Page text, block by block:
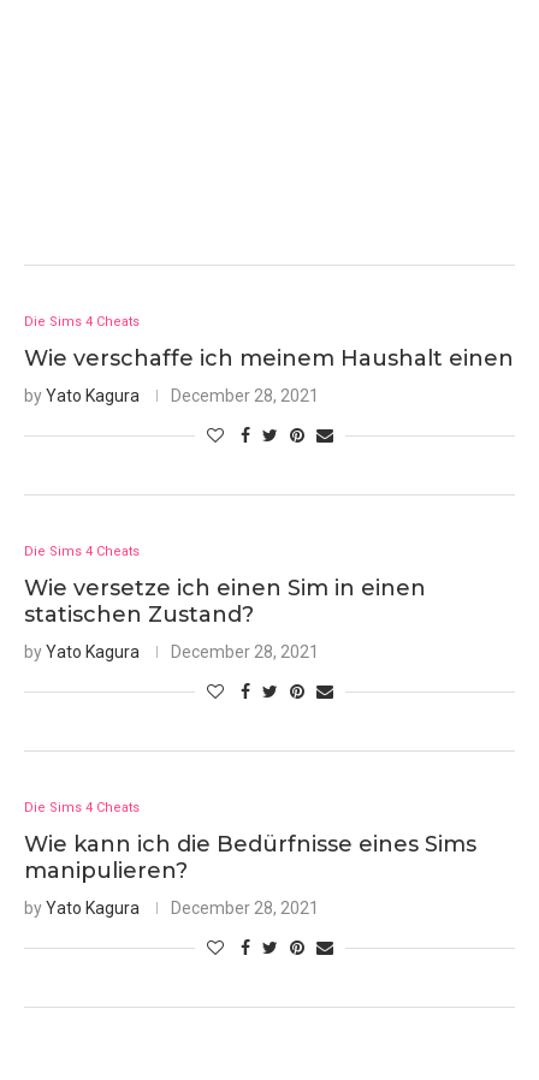
Die Sims 4 Cheats
Wie verschaffe ich meinem Haushalt einen
byYato Kagura December 28, 2021
Die Sims 4 Cheats
Wie versetze ich einen Sim in einen
statischen Zustand?
byYato Kagura December 28, 2021
Die Sims 4 Cheats
Wie kann ich die Bedürfnisse eines Sims
manipulieren?
byYato Kagura December 28, 2021